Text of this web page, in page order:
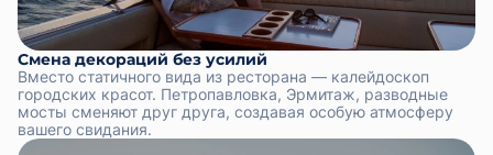
Смена декораций без усилий
Вместо статичного вида из ресторана — калейдоскоп
городских красот. Петропавловка, Эрмитаж, разводные
мосты сменяют друг друга, создавая особую атмосферу
вашего свидания.